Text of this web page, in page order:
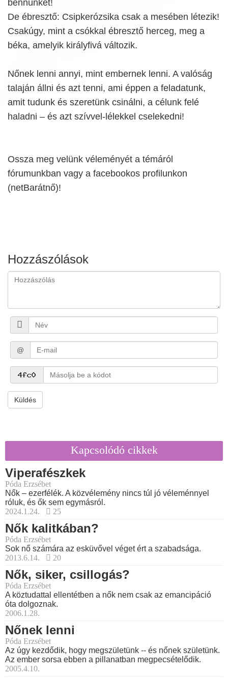
bennünket!
De ébresztő: Csipkerózsika csak a mesében létezik!
Csakúgy, mint a csókkal ébresztő herceg, meg a
béka, amelyik királyfivá változik.
Nőnek lenni annyi, mint embernek lenni. A valóság
talaján állni és azt tenni, ami éppen a feladatunk,
amit tudunk és szeretünk csinálni, a célunk felé
haladni – és azt szívvel-lélekkel cselekedni!
Ossza meg velünk véleményét a témáról
fórumunkban vagy a facebookos profilunkon
(netBarátnő)!
Hozzászólások
@
Küldés
Kapcsolódó cikkek
Viperafészkek
Póda Erzsébet
Nők – ezerfélék. A közvélemény nincs túl jó véleménnyel
róluk, és ők sem egymásról.
2024.1.24.
25
Nők kalitkában?
Póda Erzsébet
Sok nő számára az esküvővel véget ért a szabadsága.
2013.6.14.
20
Nők, siker, csillogás?
Póda Erzsébet
A köztudattal ellentétben a nők nem csak az emancipáció
óta dolgoznak.
2006.1.28.
Nőnek lenni
Póda Erzsébet
Az úgy kezdődik, hogy megszületünk -- és nőnek születünk.
Az ember sorsa ebben a pillanatban megpecsételődik.
2005.4.10.